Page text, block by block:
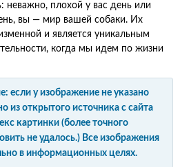
неважно, плохой у вас день или
вы — мир вашей собаки. Их
и является уникальным
когда мы идем по жизни
у изображение не указано
из открытого источника с сайта
картинки (более точного
не удалось.) Все изображения
в информационных целях.